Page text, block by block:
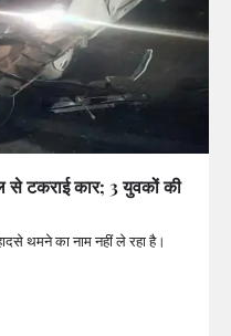
टकराई कार; 3 युवकों की
थमने का नाम नहीं ले रहा है।